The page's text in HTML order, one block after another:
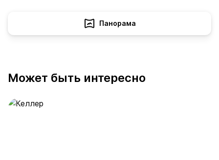
Панорама
Может быть интересно